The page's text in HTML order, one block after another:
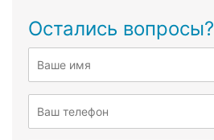
Остались вопросы?